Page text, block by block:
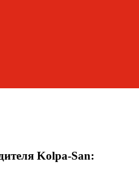
Kolpa-San: